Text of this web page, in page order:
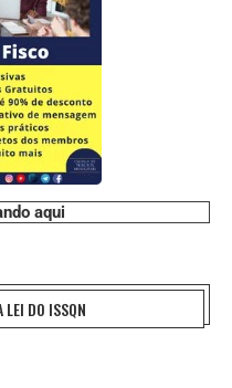
aqui
LEI DO ISSQN